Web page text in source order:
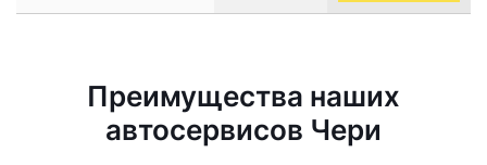
Преимущества наших
автосервисов Чери